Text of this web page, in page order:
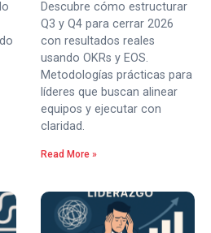
Descubre cómo estructurar
Q3 y Q4 para cerrar 2026
con resultados reales
usando OKRs y EOS.
Metodologías prácticas para
líderes que buscan alinear
equipos y ejecutar con
claridad.
Read More »